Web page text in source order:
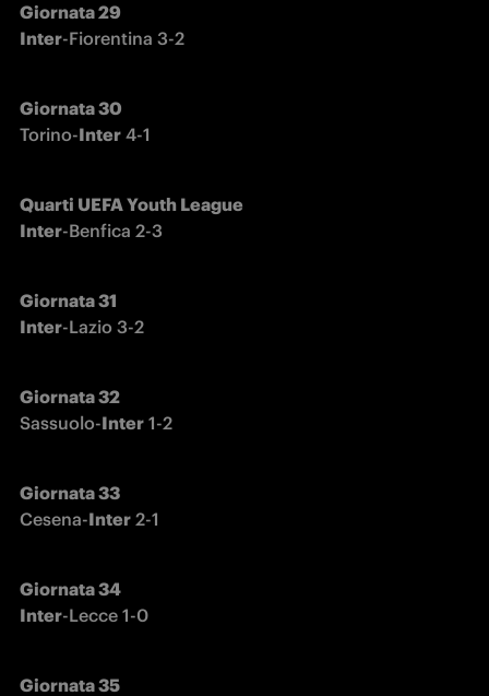
Giornata 29
Inter-Fiorentina 3-2
Torino-Inter 4-1
Quarti UEFA Youth League
Inter-Benfica 2-3
Giornata 31
Inter-Lazio 3-2
Sassuolo-Inter 1-2
Cesena-Inter 2-1
Giornata 34
Inter-Lecce 1-0